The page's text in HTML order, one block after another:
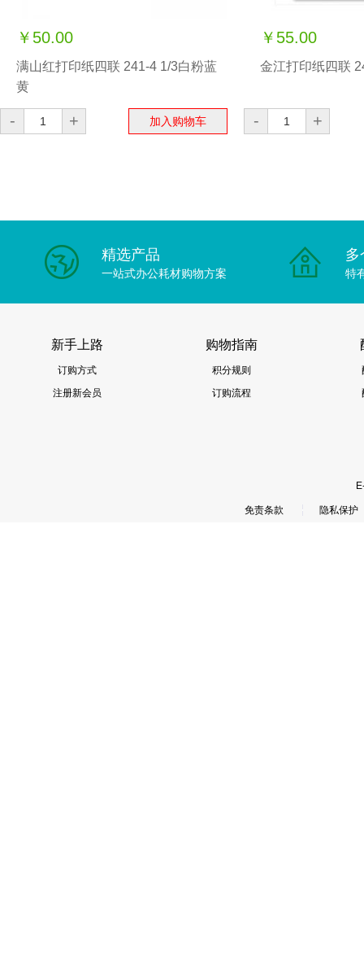
￥50.00
满山红打印纸四联 241-4 1/3白粉蓝
黄
- + 加入购物车
￥55.00
金江打印纸四联
- +
精选产品
一站式办公耗材购物方案
多
特
新手上路
订购方式
注册新会员
购物指南
积分规则
订购流程
免责条款 隐私保护